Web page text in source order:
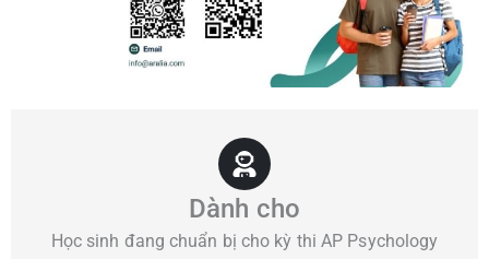
Dành cho
Học sinh đang chuẩn bị cho kỳ thi AP Psychology